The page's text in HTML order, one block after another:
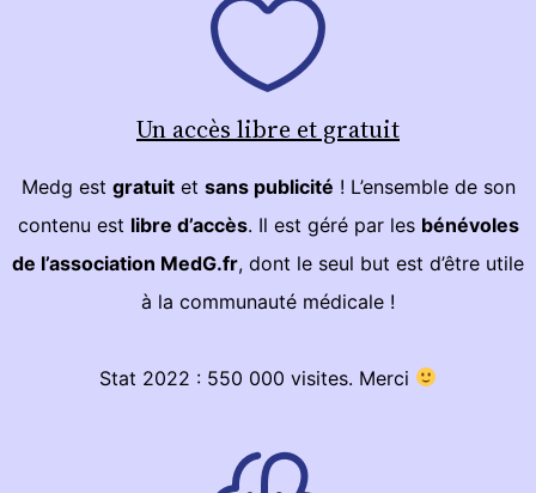
Un accès libre et gratuit
Medg est gratuitet sans publicité ! L’ensemble de son
contenu est libre d’accès. Il est géré par les bénévoles
de l’association MedG.fr, dont le seul but est d’être utile
à la communauté médicale !
Stat 2022 : 550 000 visites. Merci